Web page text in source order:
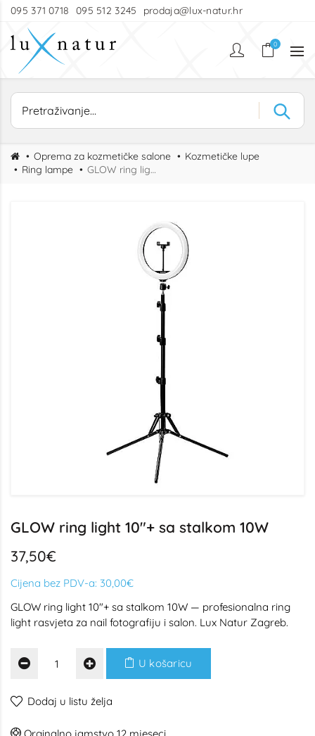
095 371 0718 095 512 3245 prodaja@lux-natur.hr
0
Oprema za kozmetičke salone
Kozmetičke lupe
Ring lampe
GLOW ring light 10"+ sa stalkom 10W
GLOW ring light 10"+ sa stalkom 10W
37,50€
Cijena bez PDV-a: 30,00€
GLOW ring light 10"+ sa stalkom 10W — profesionalna ring
light rasvjeta za nail fotografiju i salon. Lux Natur Zagreb.
U košaricu
Dodaj u listu želja